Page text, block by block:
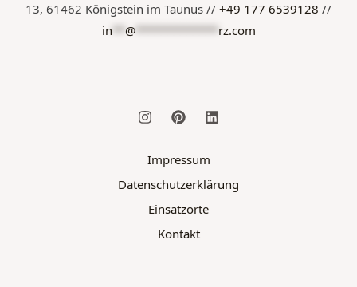
13, 61462 Königstein im Taunus // +49 177 6539128 //
in ** @************* rz.com
Impressum
Datenschutzerklärung
Einsatzorte
Kontakt